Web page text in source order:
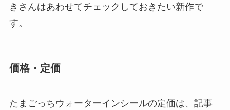
きさんはあわせてチェックしておきたい新作で
す。
価格・定価
たまごっちウォーターインシールの定価は、記事